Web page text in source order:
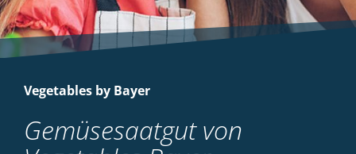
Vegetables by Bayer
Gemüsesaatgut von